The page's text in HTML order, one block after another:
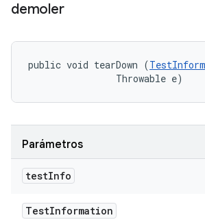
demoler
public void tearDown (
                Throwable e)
Parámetros
testInfo
TestInformation